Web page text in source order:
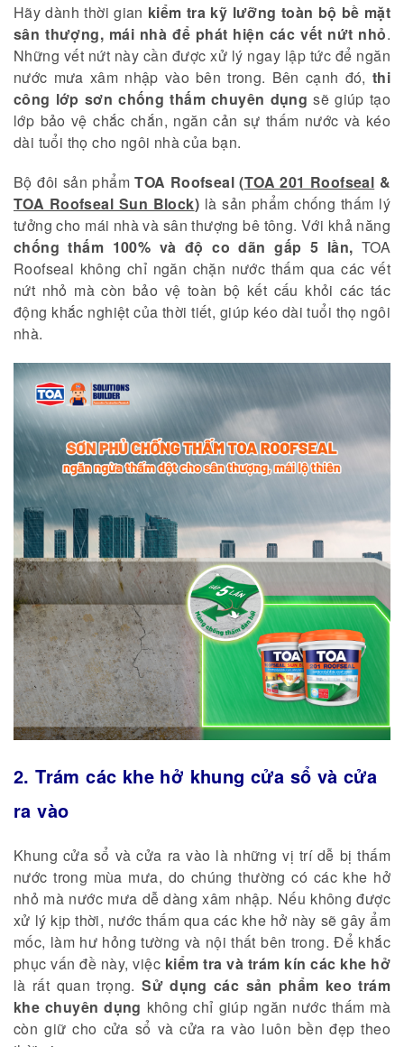
Hãy dành thời gian kiểm tra kỹ lưỡng toàn bộ bề mặt
sân thượng, mái nhà để phát hiện các vết nứt nhỏ.
Những vết nứt này cần được xử lý ngay lập tức để ngăn
nước mưa xâm nhập vào bên trong. Bên cạnh đó, thi
công lớp sơn chống thấm chuyên dụng sẽ giúp tạo
lớp bảo vệ chắc chắn, ngăn cản sự thấm nước và kéo
dài tuổi thọ cho ngôi nhà của bạn.
Bộ đôi sản phẩmTOA Roofseal (TOA 201 Roofseal &
TOA Roofseal Sun Block) là sản phẩm chống thấm lý
tưởng cho mái nhà và sân thượng bê tông. Với khả năng
chống thấm 100% và độ co dãn gấp 5 lần, TOA
Roofseal không chỉ ngăn chặn nước thấm qua các vết
nứt nhỏ mà còn bảo vệ toàn bộ kết cấu khỏi các tác
động khắc nghiệt của thời tiết, giúp kéo dài tuổi thọ ngôi
nhà.
2. Trám các khe hở khung cửa sổ và cửa
ra vào
Khung cửa sổ và cửa ra vào là những vị trí dễ bị thấm
nước trong mùa mưa, do chúng thường có các khe hở
nhỏ mà nước mưa dễ dàng xâm nhập. Nếu không được
xử lý kịp thời, nước thấm qua các khe hở này sẽ gây ẩm
mốc, làm hư hỏng tường và nội thất bên trong. Để khắc
phục vấn đề này, việc kiểm tra và trám kín các khe hở
là rất quan trọng.Sử dụng các sản phẩm keo trám
khe chuyên dụng không chỉ giúp ngăn nước thấm mà
còn giữ cho cửa sổ và cửa ra vào luôn bền đẹp theo